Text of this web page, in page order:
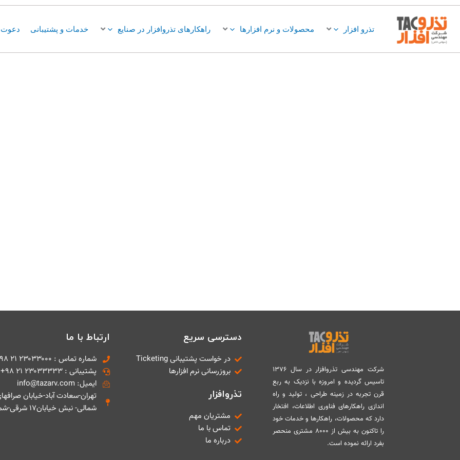
رفتن
محتوا
تذرو افزار محصولات و نرم افزارها راهکارهای تذروافزار در صنایع خدمات و پشتیبانی دعوت
شرکت مهندسی تذروافزار در سال ۱۳۷۶
تاسیس گردیده و امروزه با نزدیک به ربع
قرن تجربه در زمینه طراحی ، تولید و راه
اندازی راهکارهای فناوری اطلاعات، افتخار
دارد که محصولات، راهکارها و خدمات خود
را تاکنون به بیش از ۸۰۰۰ مشتری منحصر
بفرد ارائه نموده است.
دسترسی سریع
در خواست پشتیبانی Ticketing
بروزرسانی نرم افزارها
تذروافزار
مشتریان مهم
تماس با ما
درباره ما
ارتباط با ما
شماره تماس : ۲۳۰۳۳۰۰۰ ۲۱ ۹۸+
پشتیبانی : ۲۳۰۳۳۳۳۳ ۲۱ ۹۸+
ایمیل: info@tazarv.com
تهران-سعادت آباد-خیابان
شمالی- نبش خیابان۱۷ شرقی-شماره ۱